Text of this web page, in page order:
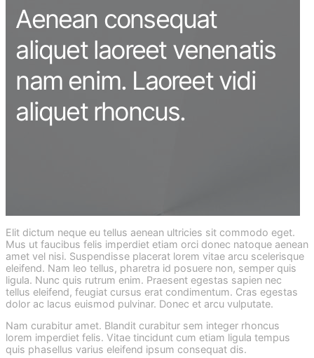
Aenean consequat
aliquet laoreet venenatis
nam enim. Laoreet vidi
aliquet rhoncus.
Elit dictum neque eu tellus aenean ultricies sit commodo eget.
Mus ut faucibus felis imperdiet etiam orci donec natoque aenean
amet vel nisi. Suspendisse placerat lorem vitae arcu scelerisque
eleifend. Nam leo tellus, pharetra id posuere non, semper quis
ligula. Nunc quis rutrum enim. Praesent egestas sapien nec
tellus eleifend, feugiat cursus erat condimentum. Cras egestas
dolor ac lacus euismod pulvinar. Donec et arcu vulputate.
Nam curabitur amet. Blandit curabitur sem integer rhoncus
lorem imperdiet felis. Vitae tincidunt cum etiam ligula tempus
quis phasellus varius eleifend ipsum consequat dis.